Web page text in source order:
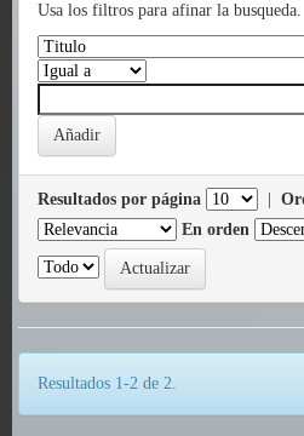
Usa los filtros para afinar la busqueda.
Resultados por página
En orden
Resultados 1-2 de 2.